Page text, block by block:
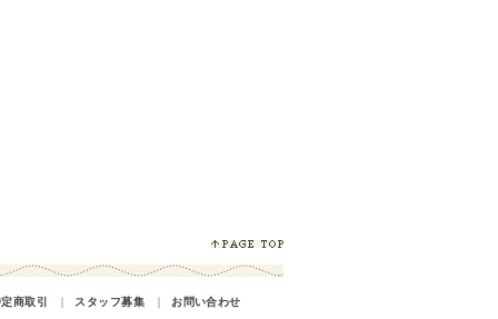
商取引 ｜ スタッフ募集 ｜ お問い合わせ